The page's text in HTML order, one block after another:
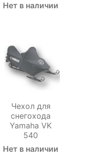
Нет в наличии
Чехол для
снегохода
Yamaha VK
540
Нет в наличии